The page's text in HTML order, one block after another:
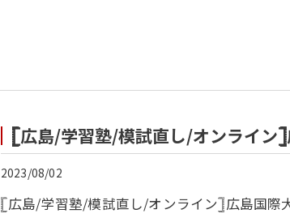
𓊈広島/学習塾/模試直し/オンライン
2023/08/02
𓊈広島/学習塾/模試直し/オンライン𓊉広島国際